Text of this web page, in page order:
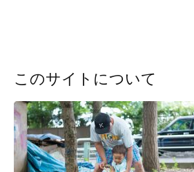
このサイトについて